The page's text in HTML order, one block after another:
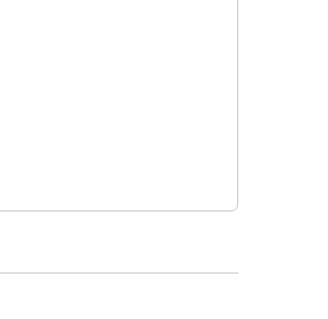
onglet)